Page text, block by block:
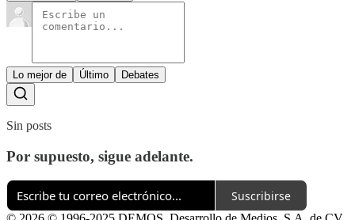
Lo mejor de Último Debates
Sin posts
Por supuesto, sigue adelante.
Suscribirse